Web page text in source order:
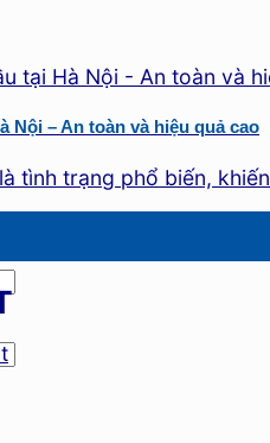
Nội – An toàn và hiệu quả cao
tình trạng phổ biến,